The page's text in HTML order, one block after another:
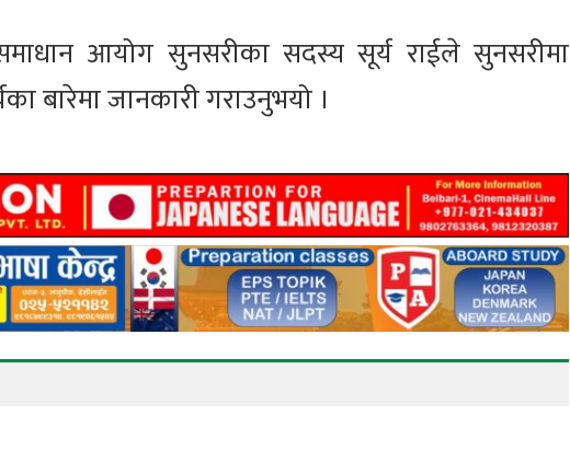
आयोग सुनसरीका सदस्य सूर्य राईले सुनसरीमा
बारेमा जानकारी गराउनुभयो ।